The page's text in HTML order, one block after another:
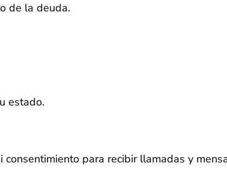
de la deuda.
estado.
para recibir llamadas y